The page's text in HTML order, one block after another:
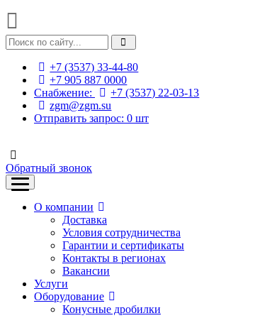
+7 (3537) 33-44-80
+7 905 887 0000
Снабжение:
+7 (3537) 22-03-13
zgm@zgm.su
Отправить запрос: 0 шт
Обратный звонок
О компании
Доставка
Условия сотрудничества
Гарантии и сертификаты
Контакты в регионах
Вакансии
Услуги
Оборудование
Конусные дробилки